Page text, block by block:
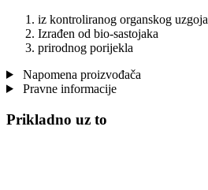
iz kontroliranog organskog uzgoja
Izrađen od bio-sastojaka
prirodnog porijekla
Napomena proizvođača
Pravne informacije
Prikladno uz to